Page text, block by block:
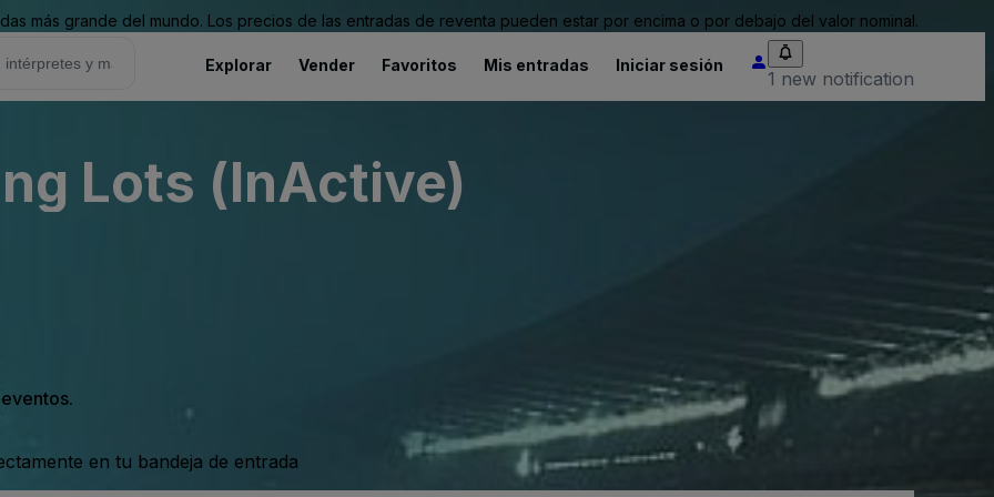
más grande del mundo. Los precios de las entradas de reventa pueden estar por encima o por debajo del valor nominal.
Explorar Vender Favoritos Mis entradas Iniciar sesión
1 new notification
Lots (InActive)
en tu bandeja de entrada